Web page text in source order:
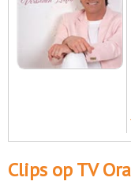
Clips op TV